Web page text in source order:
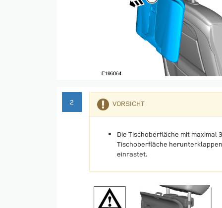
2 VORSICHT
Die Tischoberfläche mit maximal
Tischoberfläche
einrastet.